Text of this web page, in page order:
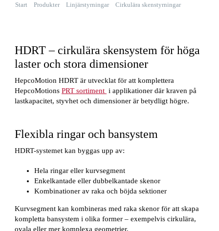
Start Produkter Linjärstyrningar Cirkulära skenstyrningar
HDRT – cirkulära skensystem för höga
laster och stora dimensioner
HepcoMotion HDRT är utvecklat för att komplettera
HepcoMotions PRT sortiment i applikationer där kraven på
lastkapacitet, styvhet och dimensioner är betydligt högre.
Flexibla ringar och bansystem
HDRT-systemet kan byggas upp av:
Hela ringar eller kurvsegment
Enkelkantade eller dubbelkantade skenor
Kombinationer av raka och böjda sektioner
Kurvsegment kan kombineras med raka skenor för att skapa
kompletta bansystem i olika former – exempelvis cirkulära,
ovala eller mer komplexa geometrier.